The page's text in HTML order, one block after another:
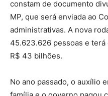
constam de documento
MP, que será enviada ao
administrativas. A nova
45.623.626 pessoas e
R$ 43 bilhões.
No ano passado, o auxílio